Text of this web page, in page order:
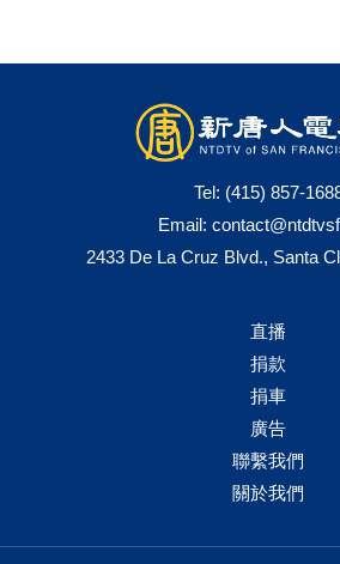
Tel: (415) 857-
Email:
2433 De La Cruz Blvd., Santa
直播
捐款
捐車
廣告
聯繫我們
關於我們